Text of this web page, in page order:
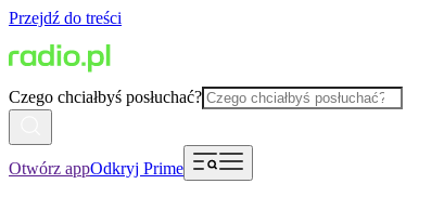
Przejdź do treści
Czego chciałbyś posłuchać?
Otwórz appOdkryj Prime